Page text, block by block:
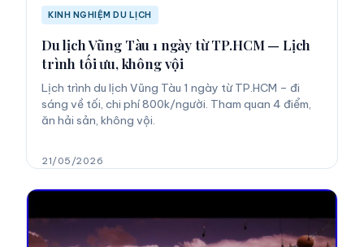
KINH NGHIỆM DU LỊCH
Du lịch Vũng Tàu 1 ngày từ TP.HCM — Lịch
trình tối ưu, không vội
Lịch trình du lịch Vũng Tàu 1 ngày từ TP.HCM – đi
sáng về tối, chi phí 800k/người. Tham quan 4 điểm,
ăn hải sản, không vội.
21/05/2026